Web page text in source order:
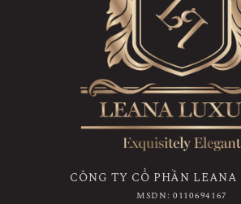
CÔNG TY CỔ PHẦN LEANA
MSDN: 0110694167